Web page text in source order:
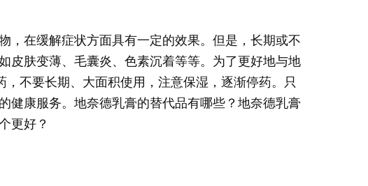
，在缓解症状方面具有一定的效果。但是，长期或不
皮肤变薄、毛囊炎、色素沉着等等。为了更好地与地
，不要长期、大面积使用，注意保湿，逐渐停药。只
健康服务。地奈德乳膏的替代品有哪些？地奈德乳膏
更好？